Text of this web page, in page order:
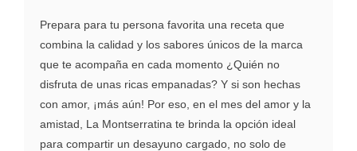
Prepara para tu persona favorita una receta que
combina la calidad y los sabores únicos de la marca
que te acompaña en cada momento ¿Quién no
disfruta de unas ricas empanadas? Y si son hechas
con amor, ¡más aún! Por eso, en el mes del amor y la
amistad, La Montserratina te brinda la opción ideal
para compartir un desayuno cargado, no solo de